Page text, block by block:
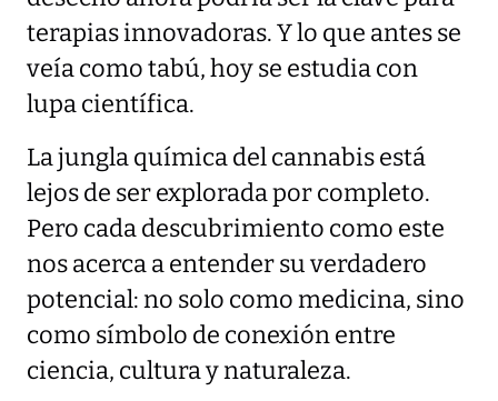
terapias innovadoras. Y lo que antes se
veía como tabú, hoy se estudia con
lupa científica.
La jungla química del cannabis está
lejos de ser explorada por completo.
Pero cada descubrimiento como este
nos acerca a entender su verdadero
potencial: no solo como medicina, sino
como símbolo de conexión entre
ciencia, cultura y naturaleza.